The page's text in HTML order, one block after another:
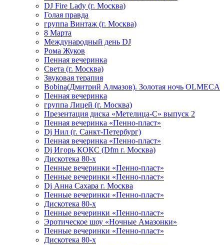
DJ Fire Lady (г. Москва)
Голая правда
группа Винтаж (г. Москва)
8 Марта
Международный день DJ
Рома Жуков
Пенная вечеринка
Света (г. Москва)
Звуковая терапия
Bobina(Дмитрий Алмазов). Золотая ночь OLMECA
Пенная вечеринка
группа Лицей (г. Москва)
Презентация диска «Метелица-С» выпуск 2
Пенная вечеринка «Пенно-пласт»
Dj Нил (г. Санкт-Петербург)
Пенная вечеринка «Пенно-пласт»
Dj Игорь КОКС (Dfm г. Москва)
Дискотека 80-х
Пенные вечеринки «Пенно-пласт»
Пенные вечеринки «Пенно-пласт»
Dj Анна Сахара г. Москва
Пенные вечеринки «Пенно-пласт»
Дискотека 80-х
Пенные вечеринки «Пенно-пласт»
Эротическое шоу «Ночные Амазонки»
Пенные вечеринки «Пенно-пласт»
Дискотека 80-х